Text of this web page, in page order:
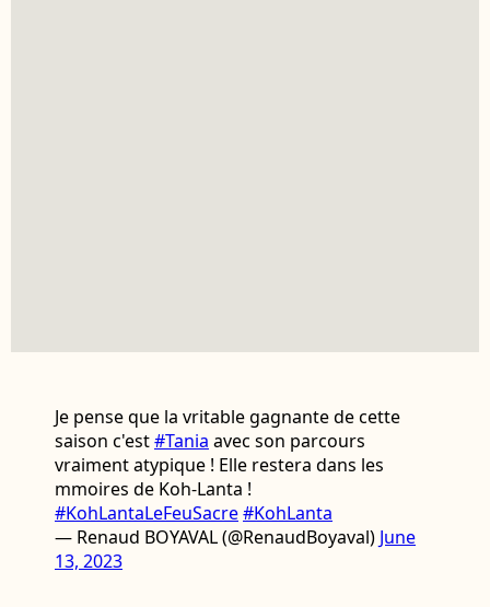
Je pense que la vritable gagnante de cette
saison c'est#Tania avec son parcours
vraiment atypique ! Elle restera dans les
mmoires de Koh-Lanta !
#KohLantaLeFeuSacre#KohLanta
— Renaud BOYAVAL (@RenaudBoyaval) June
13, 2023